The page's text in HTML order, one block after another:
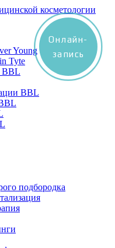
Young
Tyte
BBL
BBL
подбородка
Онлайн-
запись